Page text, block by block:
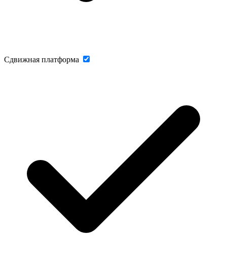
Сдвижная платформа